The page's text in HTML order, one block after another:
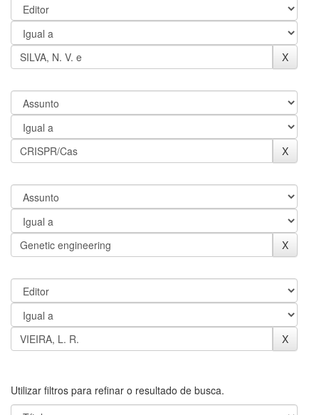
Utilizar filtros para refinar o resultado de busca.